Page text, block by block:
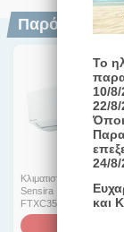
Παρόμοια
Άμεσα
€
Κλιματιστικό Daikin
Sensira
FTXC35C/RXC35C -
12.000btu/h
Το
10/
22/8/
24/8/
και